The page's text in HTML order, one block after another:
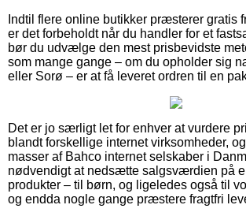
Indtil flere online butikker præsterer gratis
er det forbeholdt når du handler for et
bør du udvælge den mest prisbevidste
som mange gange – om du opholder sig
eller Sorø – er at få leveret ordren til en
Det er jo særligt let for enhver at vurdere
blandt forskellige internet virksomheder,
masser af Bahco internet selskaber i
nødvendigt at nedsætte salgsværdien på
produkter – til børn, og ligeledes også til
og endda nogle gange præstere fragtfri